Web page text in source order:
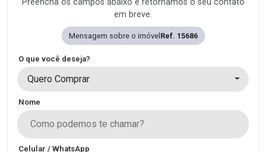
em breve.
Mensagem sobre o imóvelRef. 15686
O que você deseja?
Quero Comprar
Nome
Celular / WhatsApp